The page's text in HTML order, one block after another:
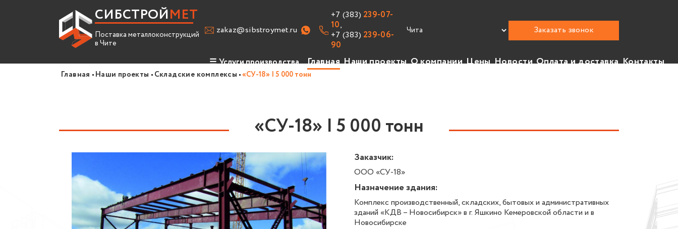
СИБСТРОЙМЕТ
Поставка металлоконструкций
в Чите
zakaz@sibstroymet.ru
+7 (383) 239-07-
10,
+7 (383) 239-06-
90
Заказать звонок
☰ Услуги производства
Производство
Главная Наши проекты О компании Цены Новости Оплата и доставка Контакты
Главная Наши проекты Складские комплексы «СУ-18» | 5 000 тонн
«СУ-18» | 5 000 тонн
Заказчик:
ООО «СУ-18»
Назначение здания:
Комплекс производственный, складских, бытовых и административных
зданий «КДВ – Новосибирск» в г. Яшкино Кемеровской области и в
Новосибирске